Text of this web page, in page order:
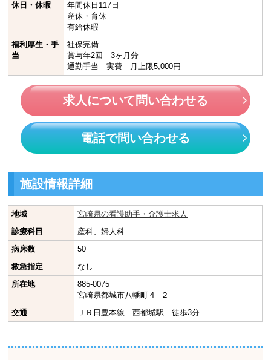
休日・休暇
年間休日117日
産休・育休
有給休暇
福利厚生・手
当
社保完備
賞与年2回 3ヶ月分
通勤手当 実費 月上限5,000円
求人について問い合わせる
電話で問い合わせる
施設情報詳細
地域
宮崎県の看護助手・介護士求人
診療科目
産科、婦人科
病床数
50
救急指定
なし
所在地
885-0075
宮崎県都城市八幡町４−２
交通
ＪＲ日豊本線 西都城駅 徒歩3分